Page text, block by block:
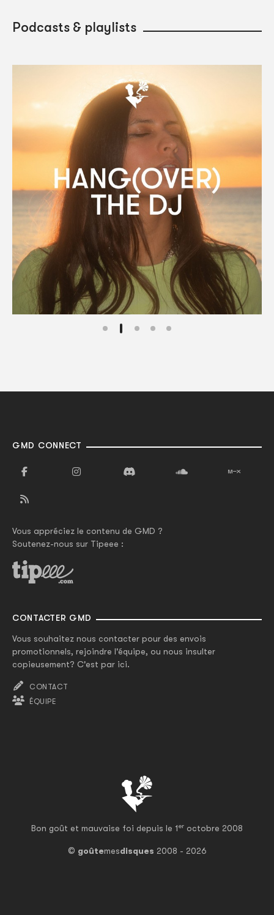
Podcasts & playlists
Bon goût et mauvaise foi depuis le 1er octobre 2008
© goûtemesdisques 2008 - 2026
GMD CONNECT
Vous appréciez le contenu de GMD ?
Soutenez-nous sur Tipeee :
CONTACTER GMD
Vous souhaitez nous contacter pour des envois
promotionnels, rejoindre l'équipe, ou nous insulter
copieusement? C'est par ici.
CONTACT
ÉQUIPE